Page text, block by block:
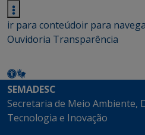
ir para conteúdoir para
Ouvidoria Transparência
SEMADESC
Secretaria de Meio Ambiente,
Tecnologia e Inovação